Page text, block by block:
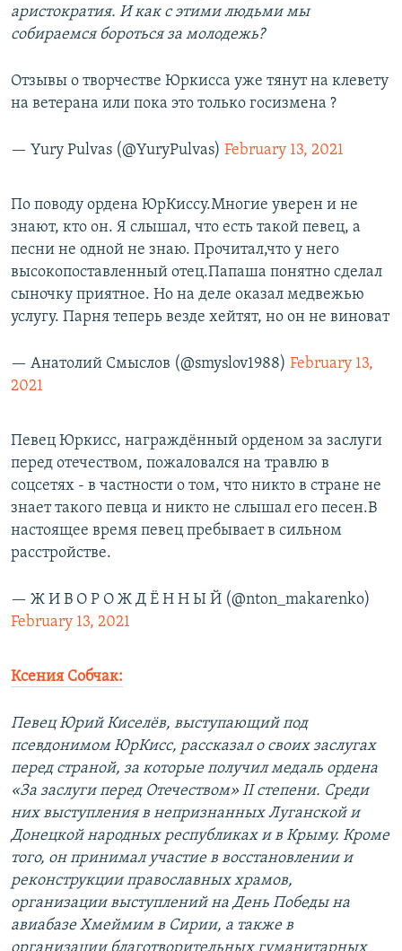
аристократия. И как с этими людьми мы
собираемся бороться за молодежь?
Отзывы о творчестве Юркисса уже тянут на клевету
на ветерана или пока это только госизмена ?
— Yury Pulvas (@YuryPulvas) February 13, 2021
По поводу ордена ЮрКиссу.Многие уверен и не
знают, кто он. Я слышал, что есть такой певец, а
песни не одной не знаю. Прочитал,что у него
высокопоставленный отец.Папаша понятно сделал
сыночку приятное. Но на деле оказал медвежью
услугу. Парня теперь везде хейтят, но он не виноват
— Анатолий Смыслов (@smyslov1988) February 13,
2021
Певец Юркисс, награждённый орденом за заслуги
перед отечеством, пожаловался на травлю в
соцсетях - в частности о том, что никто в стране не
знает такого певца и никто не слышал его песен.В
настоящее время певец пребывает в сильном
расстройстве.
— Ж И В О Р О Ж Д Ё Н Н Ы Й (@nton_makarenko)
February 13, 2021
Ксения Собчак:
Певец Юрий Киселёв, выступающий под
псевдонимом ЮрКисс, рассказал о своих заслугах
перед страной, за которые получил медаль ордена
«За заслуги перед Отечеством» II степени. Среди
них выступления в непризнанных Луганской и
Донецкой народных республиках и в Крыму. Кроме
того, он принимал участие в восстановлении и
реконструкции православных храмов,
организации выступлений на День Победы на
авиабазе Хмеймим в Сирии, а также в